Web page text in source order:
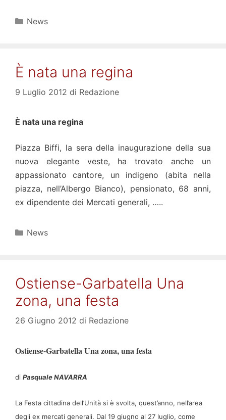
Categorie
News
È nata una regina
9 Luglio 2012 di Redazione
È nata una regina
Piazza Biffi, la sera della inaugurazione della sua
nuova elegante veste, ha trovato anche un
appassionato cantore, un indigeno (abita nella
piazza, nell’Albergo Bianco), pensionato, 68 anni,
ex dipendente dei Mercati generali, …..
Categorie
News
Ostiense-Garbatella Una
zona, una festa
26 Giugno 2012 di Redazione
Ostiense-Garbatella Una zona, una festa
di Pasquale NAVARRA
La Festa cittadina dell’Unità si è svolta, quest’anno, nell’area
degli ex mercati generali. Dal 19 giugno al 27 luglio, come